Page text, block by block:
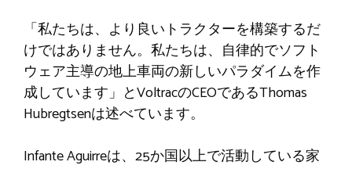
「私たちは、より良いトラクターを構築するだ
けではありません。私たちは、自律的でソフト
ウェア主導の地上車両の新しいパラダイムを作
成しています」とVoltracのCEOであるThomas
Hubregtsenは述べています。
Infante Aguirreは、25か国以上で活動している家